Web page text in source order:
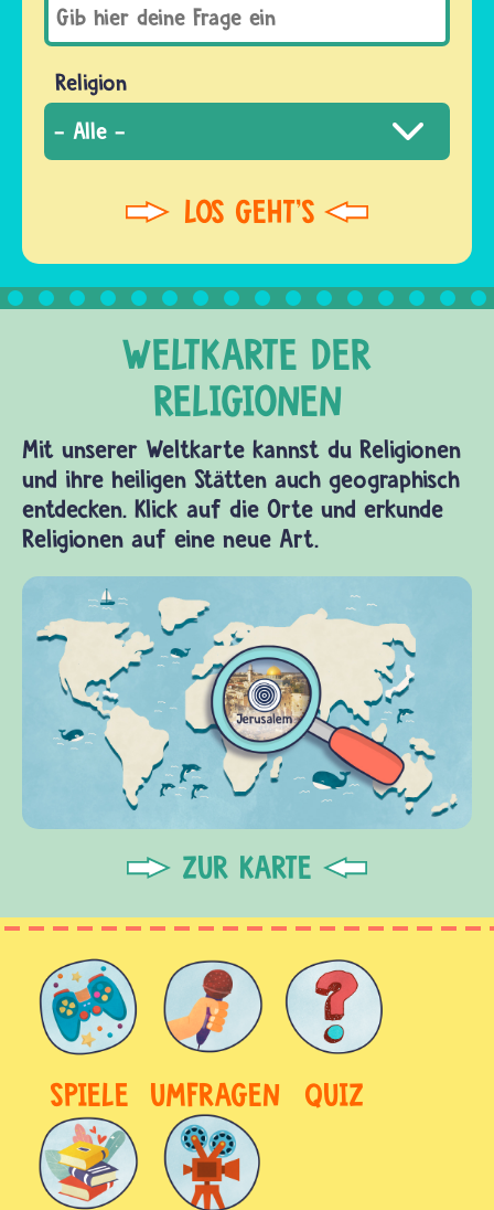
Religion
Mit unserer Weltkarte kannst du Religionen
und ihre heiligen Stätten auch geographisch
entdecken. Klick auf die Orte und erkunde
Religionen auf eine neue Art.
ZUR KARTE
SPIELE UMFRAGEN QUIZ